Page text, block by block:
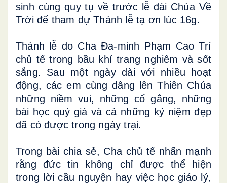
sinh cùng quy tụ về trước lễ đài Chúa Về
Trời để tham dự Thánh lễ tạ ơn lúc 16g.
Thánh lễ do Cha Đa-minh Phạm Cao Trí
chủ tế trong bầu khí trang nghiêm và sốt
sắng. Sau một ngày dài với nhiều hoạt
động, các em cùng dâng lên Thiên Chúa
những niềm vui, những cố gắng, những
bài học quý giá và cả những kỷ niệm đẹp
đã có được trong ngày trại.
Trong bài chia sẻ, Cha chủ tế nhấn mạnh
rằng đức tin không chỉ được thể hiện
trong lời cầu nguyện hay việc học giáo lý,